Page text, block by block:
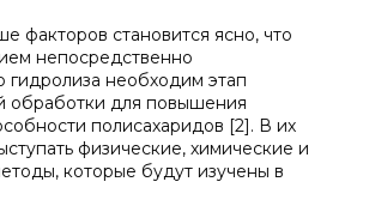
факторов становится ясно, что
непосредственно
гидролиза необходим этап
обработки для повышения
полисахаридов [2]. В их
физические, химические и
которые будут изучены в